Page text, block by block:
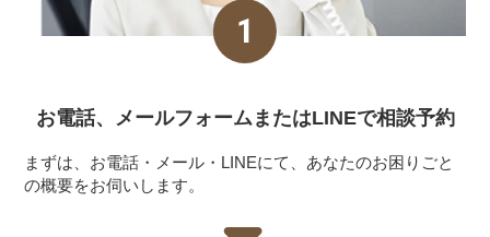
お電話、メールフォームまたはLINEで相談予約
まずは、お電話・メール・LINEにて、あなたのお困りごと
の概要をお伺いします。